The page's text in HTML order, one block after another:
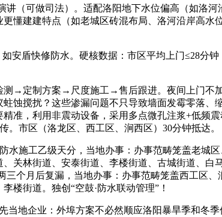
可做司法）。适配洛阳地下水位偏高（如洛河
懂建建特点（如老城区砖混布局、洛河沿岸高
盾快修防水。硬核数据：市区平均上门≤28分
定制方案→尺度施工→售后跟进。夜间上门不加
蚀搅扰？这些渗漏问题不只导致墙面发霉零落
准，利用非震动设备，采用多点微孔注浆+低频
。市区（洛龙区、西工区、涧西区）30分钟抵达。
施工乙级天分，当地办事：办事范畴笼盖老城区
关林街道、安泰街道、李楼街道、古城街道、
个月后复漏，当地办事：办事范畴笼盖西工区
楼街道。独创“空鼓·防水联动管理”！
地企业：外埠方案不必然顺应洛阳暴旱季和冬